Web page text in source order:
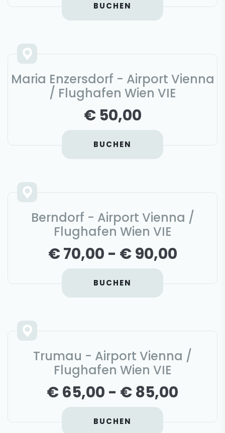
BUCHEN
Maria Enzersdorf - Airport Vienna
/ Flughafen Wien VIE
€ 50,00
BUCHEN
Berndorf - Airport Vienna /
Flughafen Wien VIE
€ 70,00 - € 90,00
BUCHEN
Trumau - Airport Vienna /
Flughafen Wien VIE
€ 65,00 - € 85,00
BUCHEN